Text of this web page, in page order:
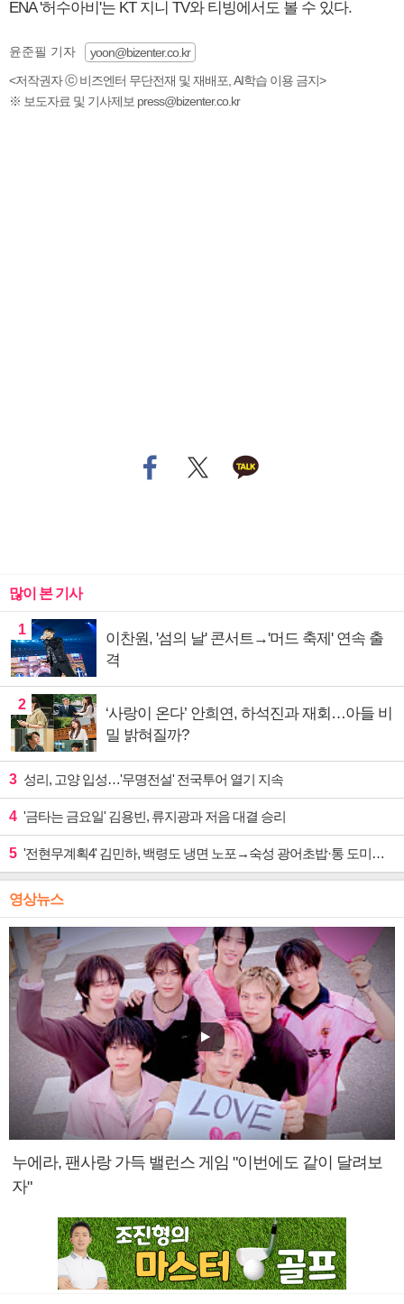
ENA '허수아비'는 KT 지니 TV와 티빙에서도 볼 수 있다.
윤준필 기자
yoon@bizenter.co.kr
<저작권자 ⓒ 비즈엔터 무단전재 및 재배포, AI학습 이용 금지>
※ 보도자료 및 기사제보 press@bizenter.co.kr
많이 본 기사
1
이찬원, '섬의 날' 콘서트→'머드 축제' 연속 출
격
2
‘사랑이 온다’ 안희연, 하석진과 재회…아들 비
밀 밝혀질까?
3 성리, 고양 입성…'무명전설' 전국투어 열기 지속
4 '금타는 금요일' 김용빈, 류지광과 저음 대결 승리
5 '전현무계획4' 김민하, 백령도 냉면 노포→숙성 광어초밥·통 도미찜 맛집 탐방
영상뉴스
누에라, 팬사랑 가득 밸런스 게임 "이번에도 같이 달려보
자"